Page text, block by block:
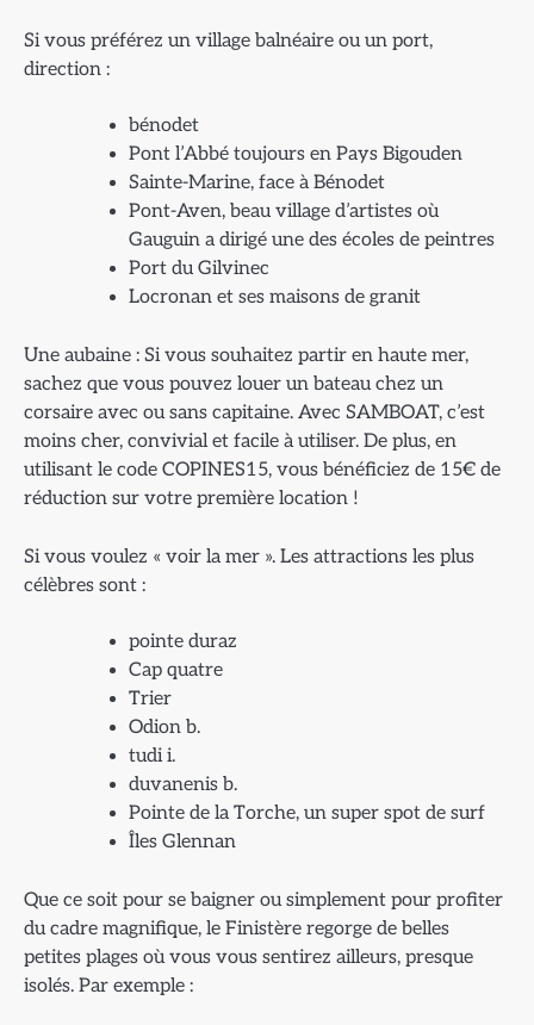
Si vous préférez un village balnéaire ou un port,
direction :
bénodet
Pont l’Abbé toujours en Pays Bigouden
Sainte-Marine, face à Bénodet
Pont-Aven, beau village d’artistes où
Gauguin a dirigé une des écoles de peintres
Port du Gilvinec
Locronan et ses maisons de granit
Une aubaine : Si vous souhaitez partir en haute mer,
sachez que vous pouvez louer un bateau chez un
corsaire avec ou sans capitaine. Avec SAMBOAT, c’est
moins cher, convivial et facile à utiliser. De plus, en
utilisant le code COPINES15, vous bénéficiez de 15€ de
réduction sur votre première location !
Si vous voulez « voir la mer ». Les attractions les plus
célèbres sont :
pointe duraz
Cap quatre
Trier
Odion b.
tudi i.
duvanenis b.
Pointe de la Torche, un super spot de surf
Îles Glennan
Que ce soit pour se baigner ou simplement pour profiter
du cadre magnifique, le Finistère regorge de belles
petites plages où vous vous sentirez ailleurs, presque
isolés. Par exemple :